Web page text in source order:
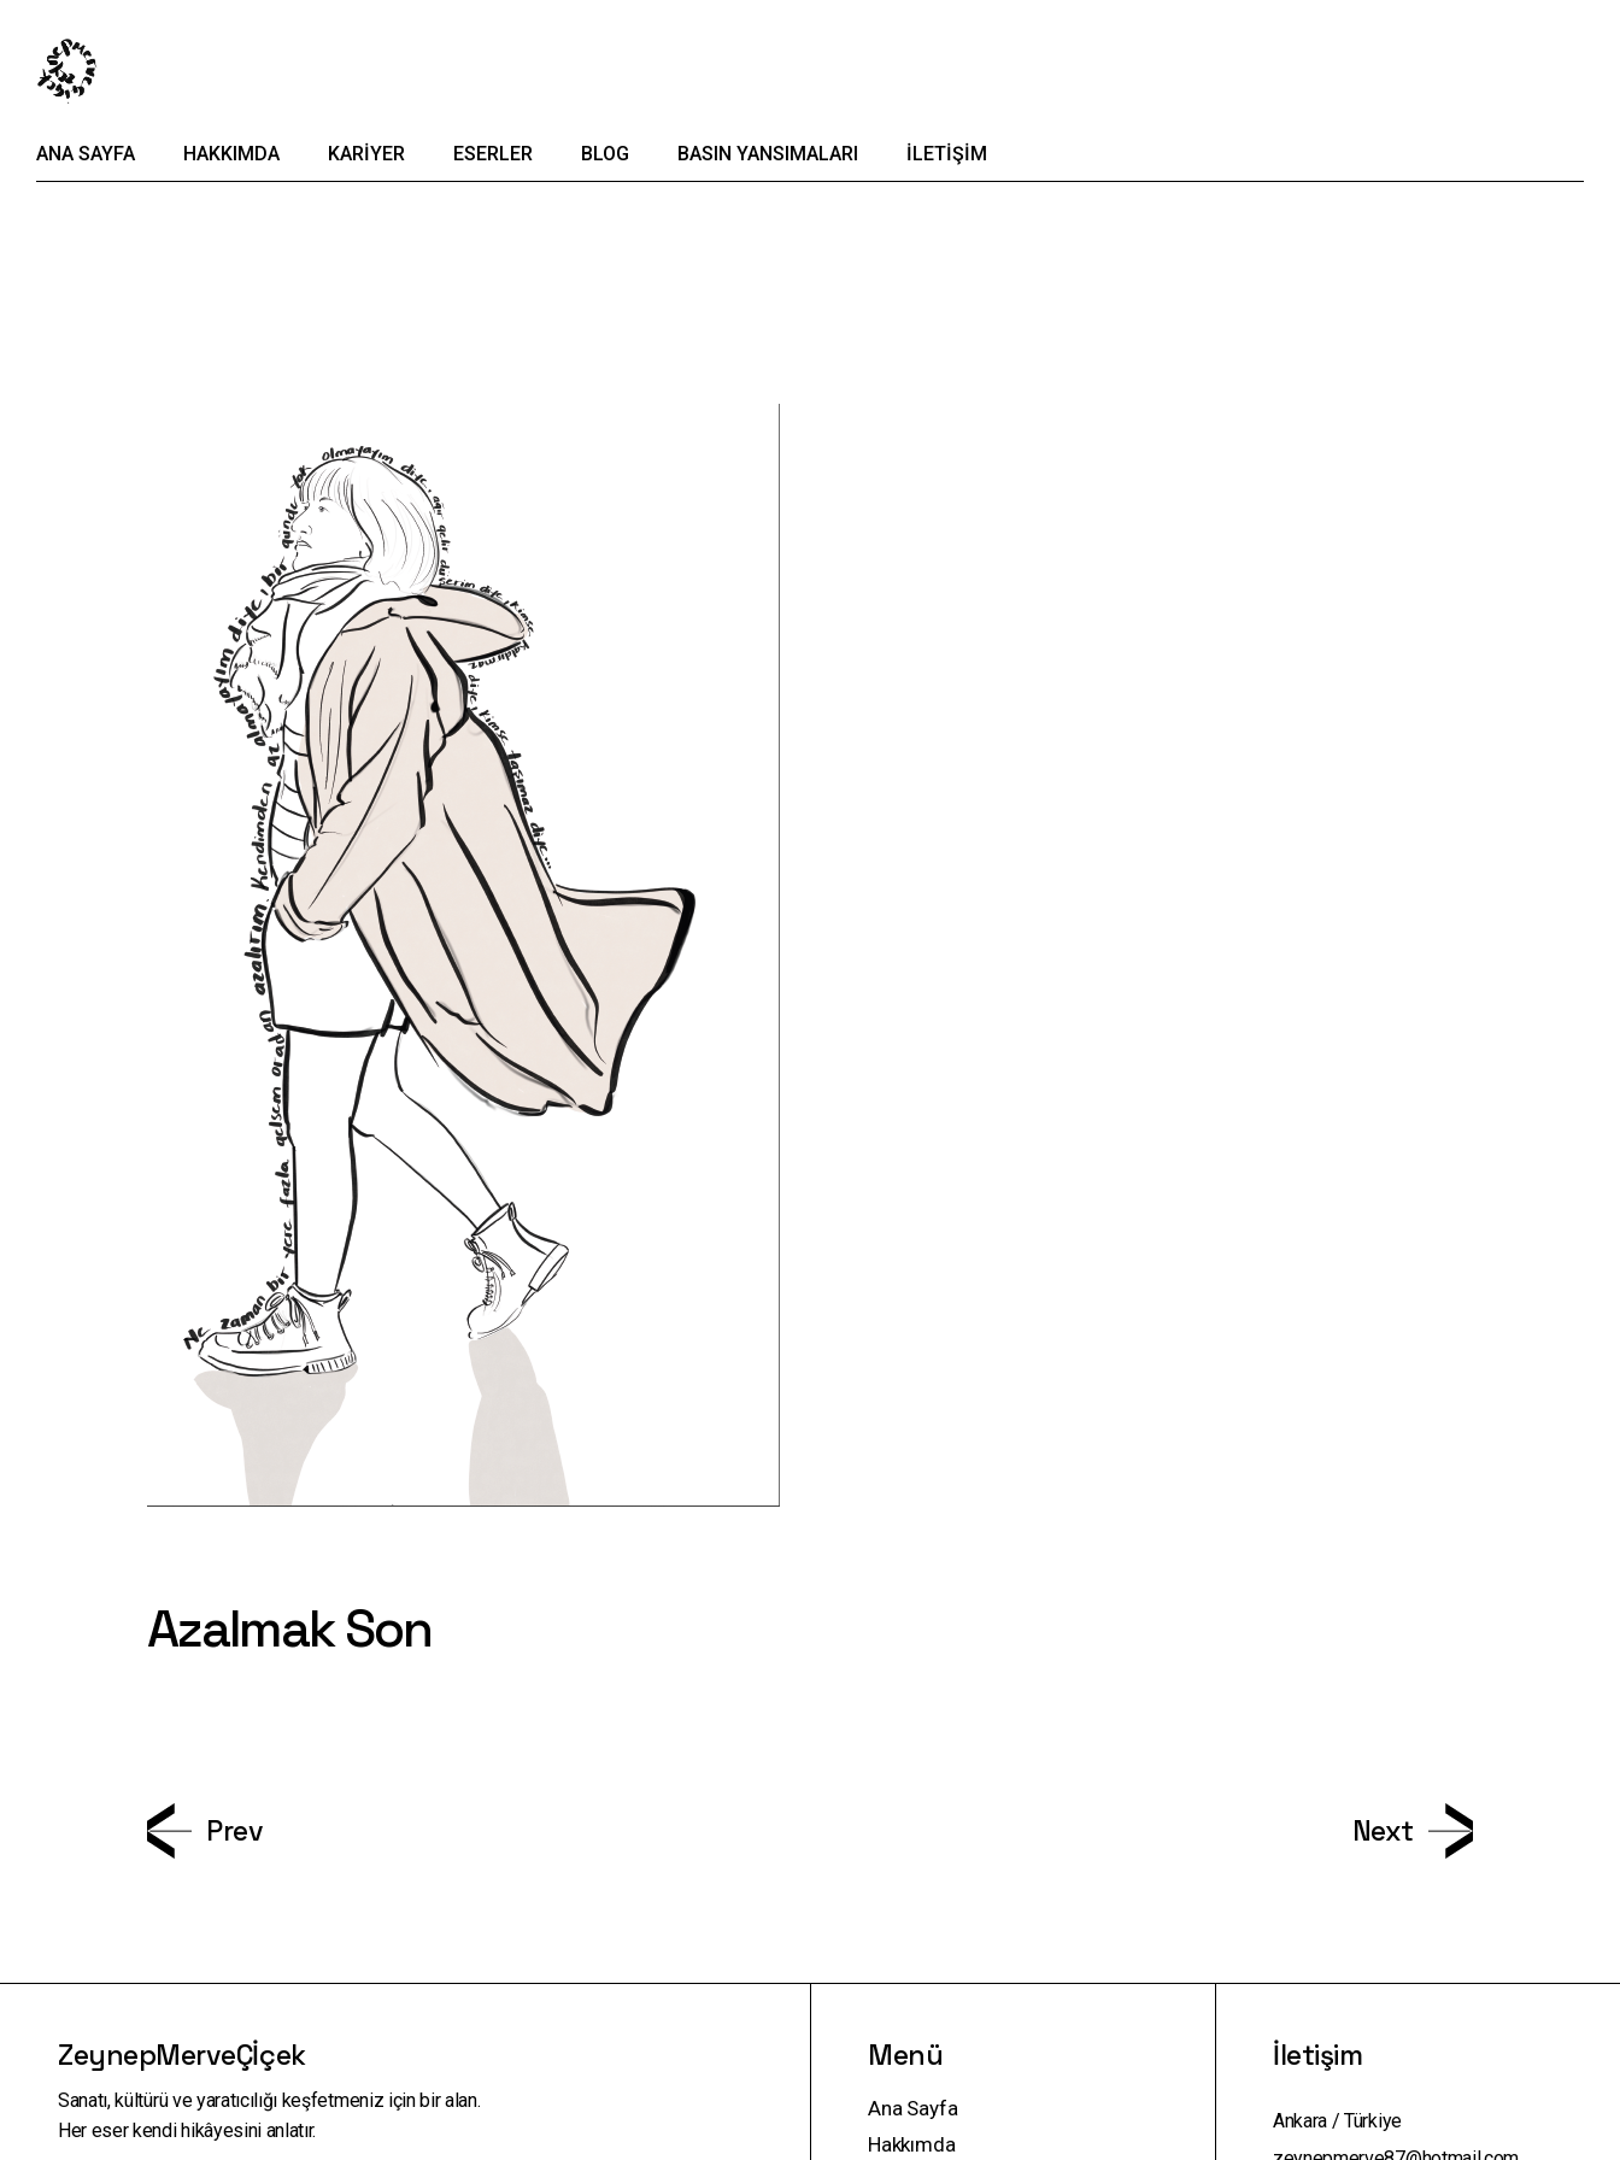
content
ANA SAYFA HAKKIMDA KARIYER ESERLER BLOG BASIN YANSIMALARI İLETIŞIM
Azalmak Son
Prev Next
ZeynepMerveÇİçek
Sanatı, kültürü ve yaratıcılığı keşfetmeniz için bir alan.
Her eser kendi hikâyesini anlatır.
Menü
Ana Sayfa
Hakkımda
İletişim
Ankara / Türkiye